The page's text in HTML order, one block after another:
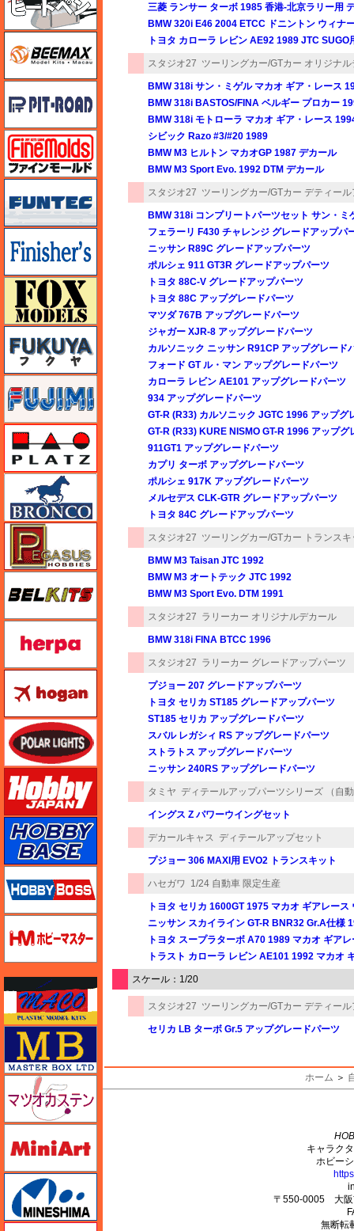
三菱 ランサー ターボ 1985 香港-北京ラリー用
BMW 320i E46 2004 ETCC ドニントン ウィナ
トヨタ カローラ レビン AE92 1989 JTC
スタジオ27 ツーリングカー/GTカー オリジナ
BMW 318i サン・ミゲル マカオ ギア・レース
BMW 318i BASTOS/FINA ベルギー プロカー
BMW 318i モトローラ マカオ ギア・レース
シビック Razo #3/#20 1989
BMW M3 ヒルトン マカオGP 1987 デカール
BMW M3 Sport Evo. 1992 DTM デカール
スタジオ27 ツーリングカー/GTカー デティー
BMW 318i コンプリートパーツセット サン・ミ
フェラーリ F430 チャレンジ グレードアップパ
ニッサン R89C グレードアップパーツ
ポルシェ 911 GT3R グレードアップパーツ
トヨタ 88C-V グレードアップパーツ
トヨタ 88C アップグレードパーツ
マツダ 767B アップグレードパーツ
ジャガー XJR-8 アップグレードパーツ
カルソニック ニッサン R91CP アップグレード
フォード GT ル・マン アップグレードパーツ
カローラ レビン AE101 アップグレードパーツ
934 アップグレードパーツ
GT-R (R33) カルソニック JGTC 1996 アップグ
GT-R (R33) KURE NISMO GT-R 1996 アップグ
911GT1 アップグレードパーツ
カプリ ターボ アップグレードパーツ
ポルシェ 917K アップグレードパーツ
メルセデス CLK-GTR グレードアップパーツ
トヨタ 84C グレードアップパーツ
スタジオ27 ツーリングカー/GTカー トランスキ
BMW M3 Taisan JTC 1992
BMW M3 オートテック JTC 1992
BMW M3 Sport Evo. DTM 1991
スタジオ27 ラリーカー オリジナルデカール
BMW 318i FINA BTCC 1996
スタジオ27 ラリーカー グレードアップパーツ
プジョー 207 グレードアップパーツ
トヨタ セリカ ST185 グレードアップパーツ
ST185 セリカ アップグレードパーツ
スバル レガシィ RS アップグレードパーツ
ストラトス アップグレードパーツ
ニッサン 240RS アップグレードパーツ
タミヤ ディテールアップパーツシリーズ （自
イングス Z パワーウイングセット
デカールキャス ディテールアップセット
プジョー 306 MAXI用 EVO2 トランスキット
ハセガワ 1/24 自動車 限定生産
トヨタ セリカ 1600GT 1975 マカオ ギアレース
ニッサン スカイライン GT-R BNR32 Gr.A仕様
トヨタ スープラターボ A70 1989 マカオ ギアレ
トラスト カローラ レビン AE101 1992 マカオ
スケール：1/20
スタジオ27 ツーリングカー/GTカー デティー
セリカ LB ターボ Gr.5 アップグレードパーツ
ホーム ＞
ピットロード
ファインモールド
funtec（ファンテック）
フィニッシャーズ
フォックスモデル（FOX MODELS）
ブロンコモデル（Bronco Models）
ペガサスホビー
ヘルパ（herpa）
ホーガンウイングス
ポーラライツ
ホビージャパン
ホビーボス
ホビーマスター
マスターボックス
M's PLUS
キャラク
ホビー
〒550-0005 大阪
無断転